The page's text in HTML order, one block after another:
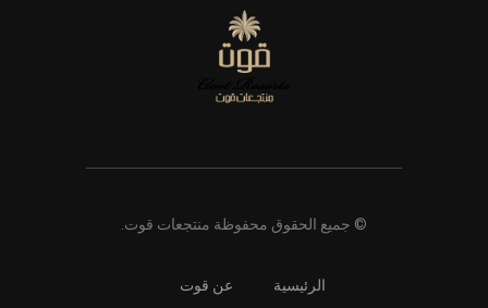
© جميع الحقوق محفوظة منتجعات قوت.
الرئيسية
عن قوت